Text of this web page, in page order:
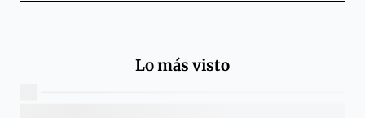
Lo más visto